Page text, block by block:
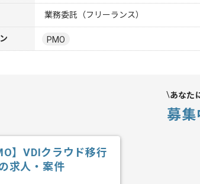
業務委託（フリーランス）
PMO
あなた
募集
】VDIクラウド移行
求人・案件